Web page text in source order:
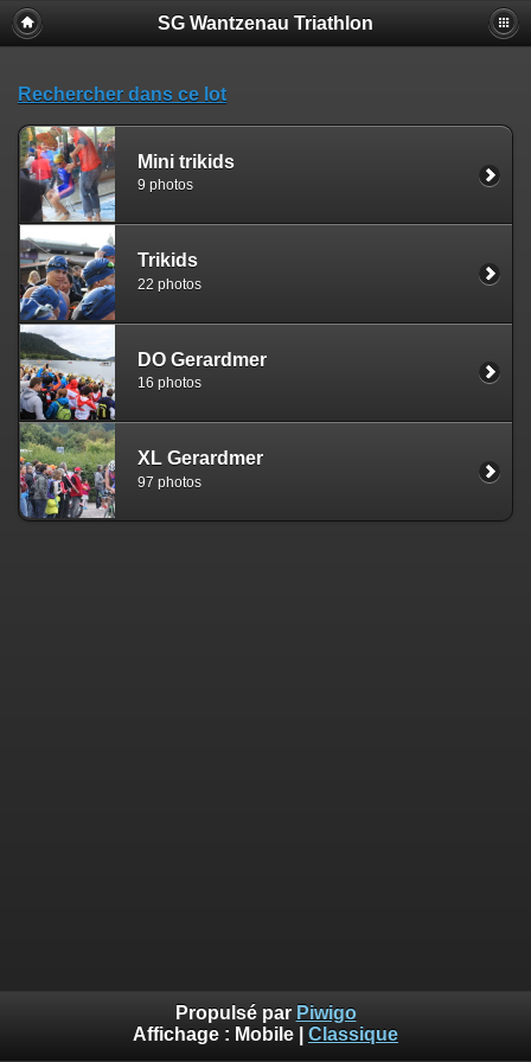
SG Wantzenau Triathlon
Rechercher dans ce lot
Mini trikids
9 photos
Trikids
22 photos
DO Gerardmer
16 photos
XL Gerardmer
97 photos
Propulsé par Piwigo
Affichage : Mobile Classique